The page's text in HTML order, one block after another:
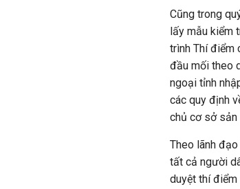
Cũng trong
lấy mẫu kiểm
trình Thí điểm
đầu mối theo
ngoại tỉnh
các quy định
chủ cơ sở sản
Theo lãnh
tất cả người
duyệt thí